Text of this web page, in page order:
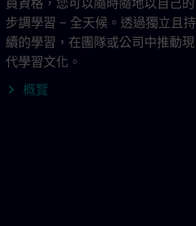
員資格，您可以隨時隨地以自己的
步調學習 – 全天候。透過獨立且持
續的學習，在團隊或公司中推動現
代學習文化。
概覽